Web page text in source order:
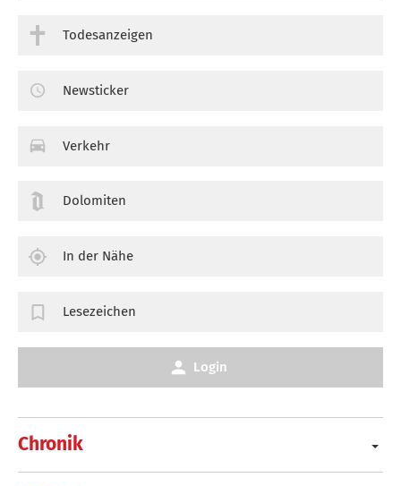
Chronik
Todesanzeigen
Newsticker
Verkehr
Dolomiten
In der Nähe
Lesezeichen
Login